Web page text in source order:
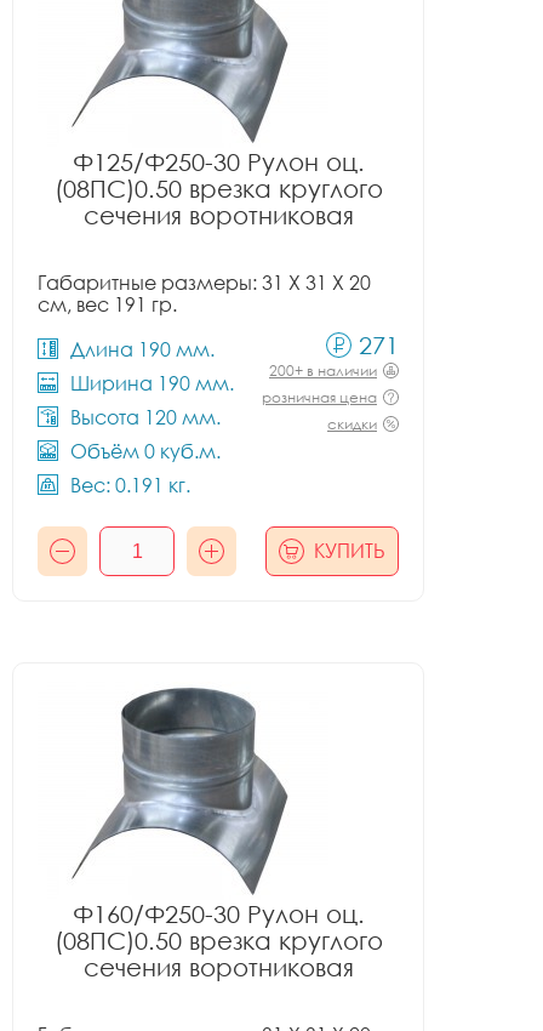
Ф125/Ф250-30 Рулон оц.
(08ПС)0.50 врезка круглого
сечения воротниковая
Габаритные размеры: 31 X 31 X 20
см, вес 191 гр.
Длина 190 мм.
Ширина 190 мм.
Высота 120 мм.
Объём 0 куб.м.
Вес: 0.191 кг.
271
200+ в наличии
розничная цена
скидки
КУПИТЬ
Ф160/Ф250-30 Рулон оц.
(08ПС)0.50 врезка круглого
сечения воротниковая